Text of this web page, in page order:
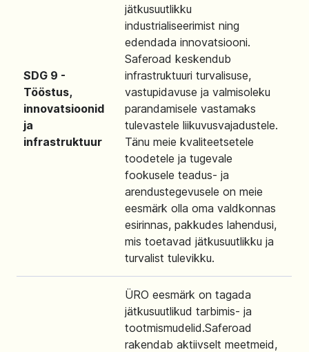
SDG 9 -
Tööstus,
innovatsioonid
ja
infrastruktuur
jätkusuutlikku
industrialiseerimist ning
edendada innovatsiooni.
Saferoad keskendub
infrastruktuuri turvalisuse,
vastupidavuse ja valmisoleku
parandamisele vastamaks
tulevastele liikuvusvajadustele.
Tänu meie kvaliteetsetele
toodetele ja tugevale
fookusele teadus- ja
arendustegevusele on meie
eesmärk olla oma valdkonnas
esirinnas, pakkudes lahendusi,
mis toetavad jätkusuutlikku ja
turvalist tulevikku.
ÜRO eesmärk on tagada
jätkusuutlikud tarbimis- ja
tootmismudelid.Saferoad
rakendab aktiivselt meetmeid,